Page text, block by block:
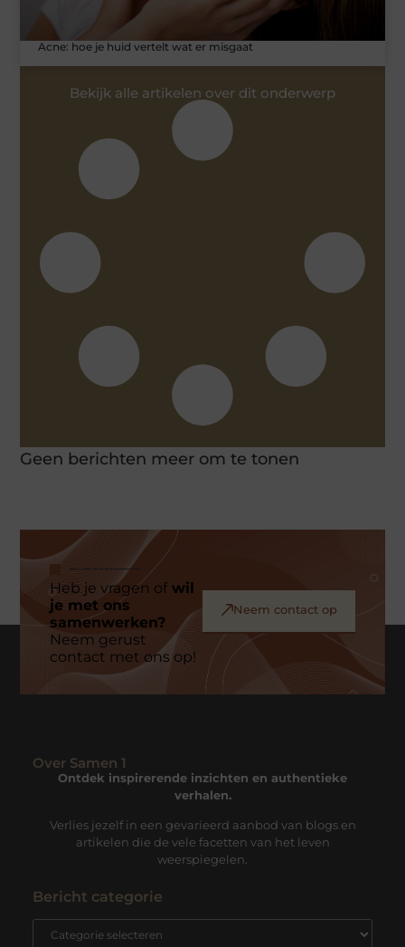
Acne: hoe je huid vertelt wat er misgaat
Bekijk alle artikelen over dit onderwerp
Geen berichten meer om te tonen
Heb je vragen ofwil
je met ons
samenwerken?
Neem gerust
contact met ons op!
Neem contact op
Over Samen 1
Ontdek inspirerende inzichten en authentieke
verhalen.
Verlies jezelf in een gevarieerd aanbod van blogs en
artikelen die de vele facetten van het leven
weerspiegelen.
Bericht categorie